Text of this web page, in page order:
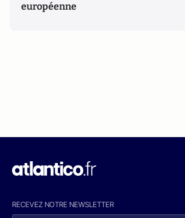
européenne
RECEVEZ NOTRE NEWSLETTER